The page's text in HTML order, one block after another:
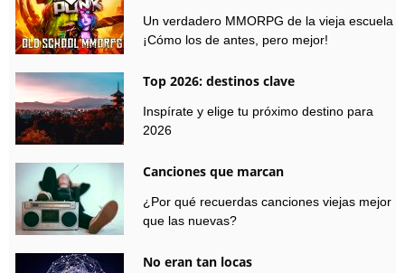
Un verdadero MMORPG de la vieja escuela
¡Cómo los de antes, pero mejor!
Top 2026: destinos clave
Inspírate y elige tu próximo destino para
2026
Canciones que marcan
¿Por qué recuerdas canciones viejas mejor
que las nuevas?
No eran tan locas